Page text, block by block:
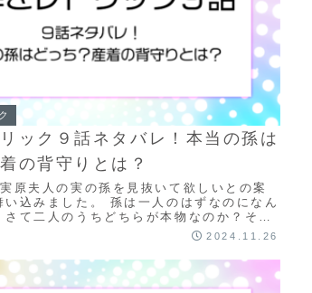
ック９話ネタバレ！本当の孫は
の背守りとは？
原夫人の実の孫を見抜いて欲しいとの案
い込みました。 孫は一人のはずなのになん
さて二人のうちどちらが本物なのか？それ
うのか？ 鹿乃子と左右馬はど...2024.11.26